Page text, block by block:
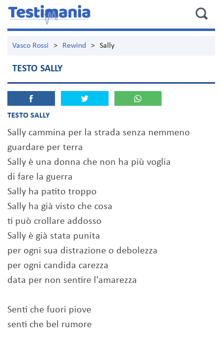
Vasco Rossi > Rewind > Sally
TESTO SALLY
TESTO SALLY
Sally cammina per la strada senza nemmeno
guardare per terra
Sally è una donna che non ha più voglia
di fare la guerra
Sally ha patito troppo
Sally ha già visto che cosa
ti può crollare addosso
Sally è già stata punita
per ogni sua distrazione o debolezza
per ogni candida carezza
data per non sentire l'amarezza
Senti che fuori piove
senti che bel rumore